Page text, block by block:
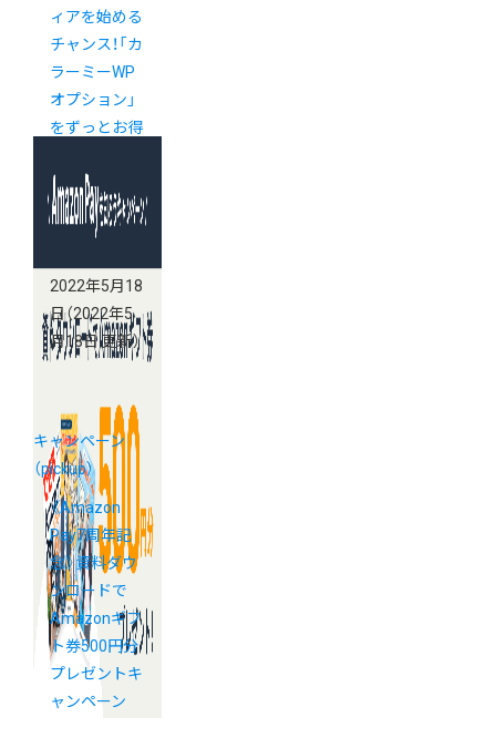
ィアを始める
チャンス！「カ
ラーミーWP
オプション」
をずっとお得
るキャンペー
ン開始！
2022年5月18
日（2022年5
月18日 更新）
キャンペーン
（pickup）
《Amazon
Pay7周年記
念》資料ダウ
ンロードで
Amazonギフ
ト券500円分
プレゼントキ
ャンペーン